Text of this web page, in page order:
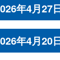
年4月27
年4月20